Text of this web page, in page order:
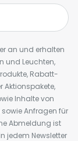
an und erhalten
und Leuchten,
Rabatt-
Aktionspakete,
Inhalte von
Anfragen für
Abmeldung ist
jedem Newsletter